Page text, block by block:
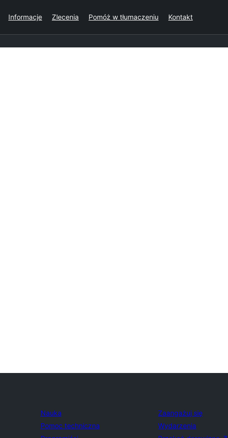
Informacje Zlecenia Pomóż w tłumaczeniu Kontakt
Nauka
Pomoc techniczna
Zaangażuj się
Wydarzenia